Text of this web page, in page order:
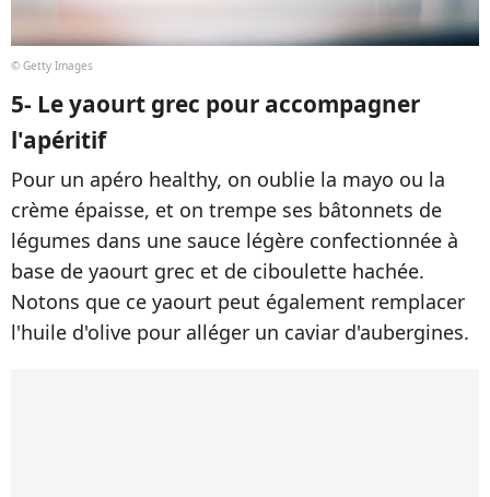
© Getty Images
5- Le yaourt grec pour accompagner
l'apéritif
Pour un apéro healthy, on oublie la mayo ou la
crème épaisse, et on trempe ses bâtonnets de
légumes dans une sauce légère confectionnée à
base de yaourt grec et de ciboulette hachée.
Notons que ce yaourt peut également remplacer
l'huile d'olive pour alléger un caviar d'aubergines.